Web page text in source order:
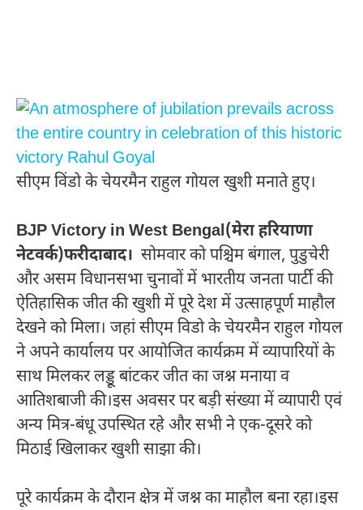
सीएम विंडो के चेयरमैन राहुल गोयल खुशी मनाते हुए।
BJP Victory in West Bengal(मेरा हरियाणा
नेटवर्क)फरीदाबाद। सोमवार को पश्चिम बंगाल, पुडुचेरी
और असम विधानसभा चुनावों में भारतीय जनता पार्टी की
ऐतिहासिक जीत की खुशी में पूरे देश में उत्साहपूर्ण माहौल
देखने को मिला। जहां सीएम विडो के चेयरमैन राहुल गोयल
ने अपने कार्यालय पर आयोजित कार्यक्रम में व्यापारियों के
साथ मिलकर लड्डू बांटकर जीत का जश्न मनाया व
आतिशबाजी की।इस अवसर पर बड़ी संख्या में व्यापारी एवं
अन्य मित्र-बंधू उपस्थित रहे और सभी ने एक-दूसरे को
मिठाई खिलाकर खुशी साझा की।
पूरे कार्यक्रम के दौरान क्षेत्र में जश्न का माहौल बना रहा।इस